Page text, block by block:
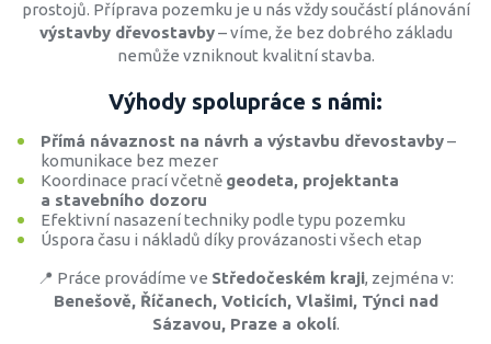
prostojů. Příprava pozemku je u nás vždy součástí plánování
výstavby dřevostavby– víme, že bez dobrého základu
nemůže vzniknout kvalitní stavba.
Výhody spolupráce s námi:
Přímá návaznost na návrh a výstavbu dřevostavby–
komunikace bez mezer
Koordinace prací včetně geodeta, projektanta
a stavebního dozoru
Efektivní nasazení techniky podle typu pozemku
Úspora času i nákladů díky provázanosti všech etap
📍 Práce provádíme ve Středočeském kraji, zejména v:
Benešově, Říčanech, Voticích, Vlašimi, Týnci nad
Sázavou, Praze a okolí.